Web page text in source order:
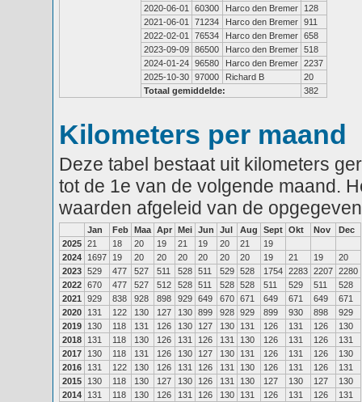
2020-06-01
60300 Harco den Bremer
128
2021-06-01
71234 Harco den Bremer 911
2022-02-01
76534 Harco den Bremer 658
2023-09-09 86500 Harco den Bremer 518
2024-01-24 96580 Harco den Bremer 2237
2025-10-30 97000 Richard B
20
Totaal gemiddelde:
382
Kilometers per maand
Deze tabel bestaat uit kilometers
tot de 1e van de volgende maand.
waarden afgeleid van de
Jan Feb Maa Apr Mei Jun Jul Aug Sept Okt Nov
Dec
2025 21 18 20 19 21 19 20 21
19
2024
1697 19 20 20 20 20 20 20 19 21 19
20
2023 529 477 527 511 528 511 529 528 1754 2283 2207 2280
2022 670 477 527 512 528 511 528 528 511 529 511
528
2021
929 838 928 898 929 649 670 671 649 671 649
671
2020
131 122 130 127 130 899 928 929 899 930 898
929
2019
130 118 131 126 130 127 130 131 126 131 126
130
2018
131 118 130 126 131 126 131 130 126 131 126
131
2017
130 118 131 126 130 127 130 131 126 131 126
130
2016
131 122 130 126 131 126 131 130 126 131 126
131
2015
130 118 130 127 130 126 131 130 127 130 127
130
2014
131 118 130 126 131 126 130 131 126 131 126
131